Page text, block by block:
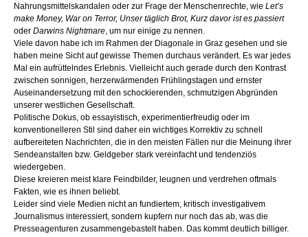
Nahrungsmittelskandalen oder zur Frage der Menschenrechte, wie Let’s
make Money, War on Terror, Unser täglich Brot, Kurz davor ist es passiert
oder Darwins Nightmare, um nur einige zu nennen.
Viele davon habe ich im Rahmen der Diagonale in Graz gesehen und sie
haben meine Sicht auf gewisse Themen durchaus verändert. Es war jedes
Mal ein aufrüttelndes Erlebnis. Vielleicht auch gerade durch den Kontrast
zwischen sonnigen, herzerwärmenden Frühlingstagen und ernster
Auseinandersetzung mit den schockierenden, schmutzigen Abgründen
unserer westlichen Gesellschaft.
Politische Dokus, ob essayistisch, experimentierfreudig oder im
konventionelleren Stil sind daher ein wichtiges Korrektiv zu schnell
aufbereiteten Nachrichten, die in den meisten Fällen nur die Meinung ihrer
Sendeanstalten bzw. Geldgeber stark vereinfacht und tendenziös
wiedergeben.
Diese kreieren meist klare Feindbilder, leugnen und verdrehen oftmals
Fakten, wie es ihnen beliebt.
Leider sind viele Medien nicht an fundiertem, kritisch investigativem
Journalismus interessiert, sondern kupfern nur noch das ab, was die
Presseagenturen zusammengebastelt haben. Das kommt deutlich billiger.